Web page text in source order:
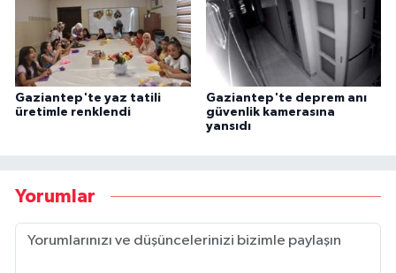
Gaziantep'te yaz tatili
üretimle renklendi
Gaziantep'te deprem anı
güvenlik kamerasına
yansıdı
Yorumlar